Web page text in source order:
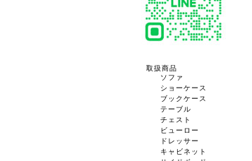
取扱商品
ソファ
ショーケース
ブックケース
テーブル
チェスト
ビューロー
ドレッサー
キャビネット